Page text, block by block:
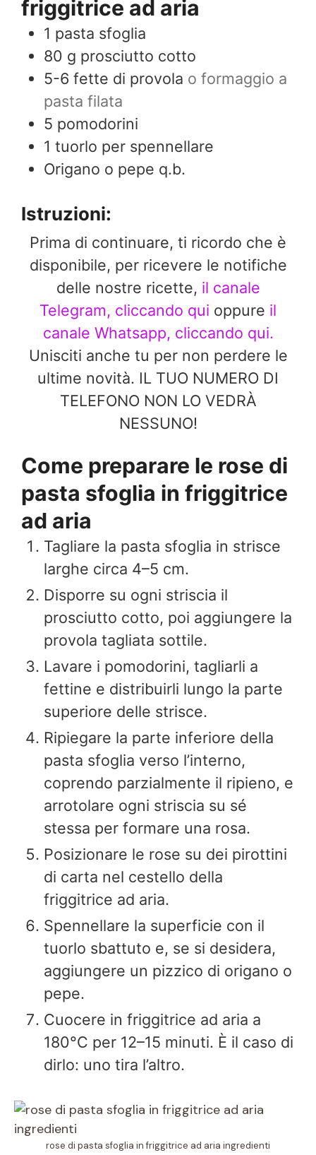
friggitrice ad aria
1 pasta sfoglia
80 g prosciutto cotto
5-6 fette di provola o formaggio a
pasta filata
5 pomodorini
1 tuorlo per spennellare
Origano o pepe q.b.
Istruzioni:
Prima di continuare, ti ricordo che è
disponibile, per ricevere le notifiche
delle nostre ricette, il canale
Telegram, cliccando qui oppure il
canale Whatsapp, cliccando qui.
Unisciti anche tu per non perdere le
ultime novità. IL TUO NUMERO DI
TELEFONO NON LO VEDRÀ
NESSUNO!
Come preparare le rose di
pasta sfoglia in friggitrice
ad aria
Tagliare la pasta sfoglia in strisce
larghe circa 4–5 cm.
Disporre su ogni striscia il
prosciutto cotto, poi aggiungere la
provola tagliata sottile.
Lavare i pomodorini, tagliarli a
fettine e distribuirli lungo la parte
superiore delle strisce.
Ripiegare la parte inferiore della
pasta sfoglia verso l’interno,
coprendo parzialmente il ripieno, e
arrotolare ogni striscia su sé
stessa per formare una rosa.
Posizionare le rose su dei pirottini
di carta nel cestello della
friggitrice ad aria.
Spennellare la superficie con il
tuorlo sbattuto e, se si desidera,
aggiungere un pizzico di origano o
pepe.
Cuocere in friggitrice ad aria a
180°C per 12–15 minuti. È il caso di
dirlo: uno tira l’altro.
rose di pasta sfoglia in friggitrice ad aria ingredienti